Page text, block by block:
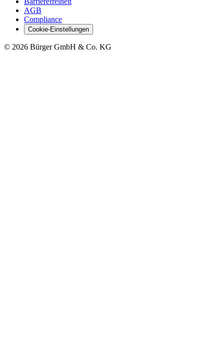
AGB
Compliance
Cookie-Einstellungen
© 2026 Bürger GmbH & Co. KG